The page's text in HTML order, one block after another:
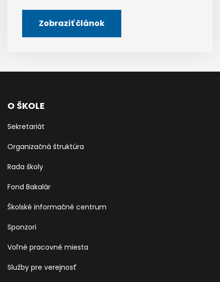
Zobraziť článok
O ŠKOLE
Sekretariát
Organizačná štruktúra
Rada školy
Fond Bakalár
Školské informačné centrum
Sponzori
Voľné pracovné miesta
Služby pre verejnosť